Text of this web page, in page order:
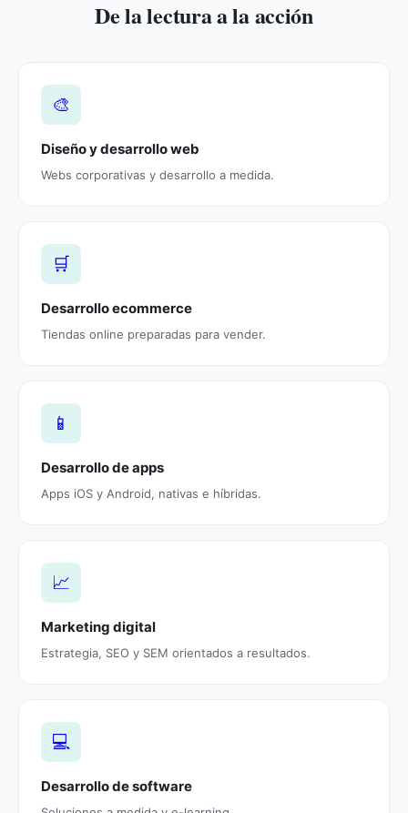
De la lectura a la acción
🎨
Diseño y desarrollo web
Webs corporativas y desarrollo a medida.
🛒
Desarrollo ecommerce
Tiendas online preparadas para vender.
📱
Desarrollo de apps
Apps iOS y Android, nativas e híbridas.
📈
Marketing digital
Estrategia, SEO y SEM orientados a resultados.
💻
Desarrollo de software